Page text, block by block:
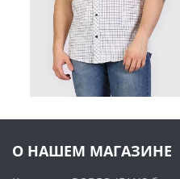
О НАШЕМ МАГАЗИНЕ